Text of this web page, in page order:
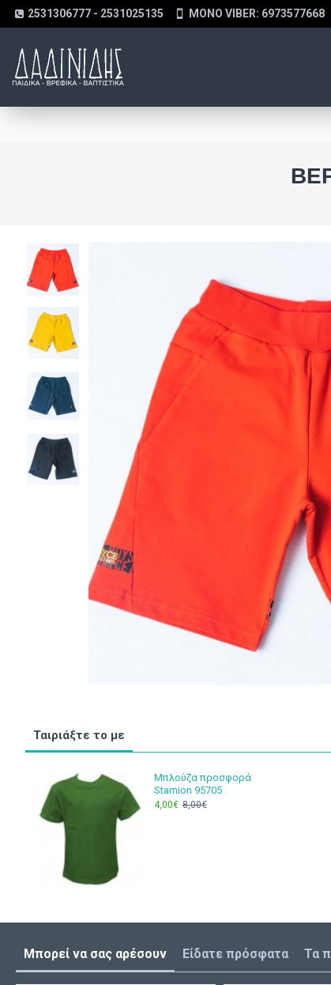
2531306777 - 2531025135 MONO VIBER: 6973577668
Ταιριάξτε το με
Μπλούζα προσφορά
Stamion 95705
4,00€ 8,00€
Μπορεί να σας αρέσουν Είδατε πρόσφατα Τα